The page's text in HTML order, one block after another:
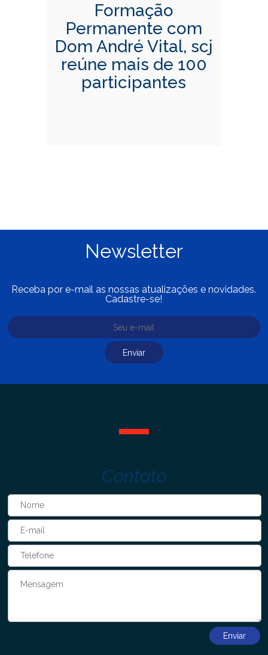
Formação
Permanente com
Dom André Vital, scj
reúne mais de 100
participantes
Newsletter
Receba por e-mail as nossas atualizações e novidades.
Cadastre-se!
Contato